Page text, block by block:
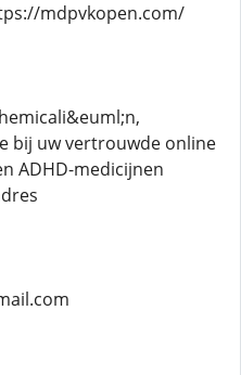
mdpvkopen.com/
bij uw vertrouwde online
ADHD-medicijnen